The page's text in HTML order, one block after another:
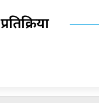
प्रतिक्रिया